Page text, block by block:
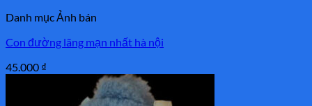
Danh mục Ảnh bán
Con đường lãng mạn nhất hà nội
45.000 ₫